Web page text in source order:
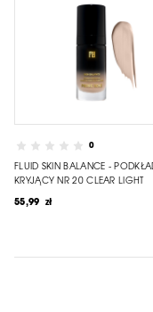
0
FLUID SKIN BALANCE -
KRYJĄCY NR 20 CLEAR LIGHT
55,99 zł